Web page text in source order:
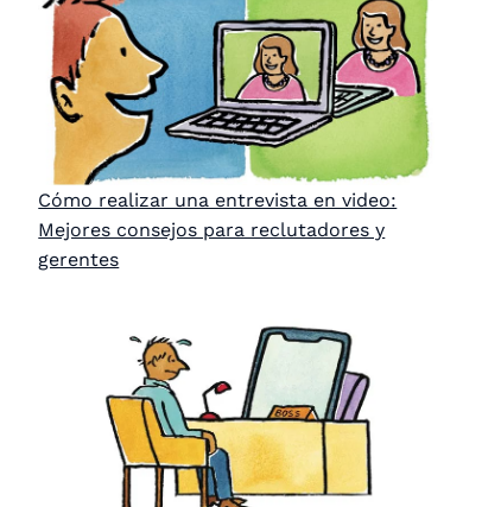
Cómo realizar una entrevista en video:
Mejores consejos para reclutadores y
gerentes